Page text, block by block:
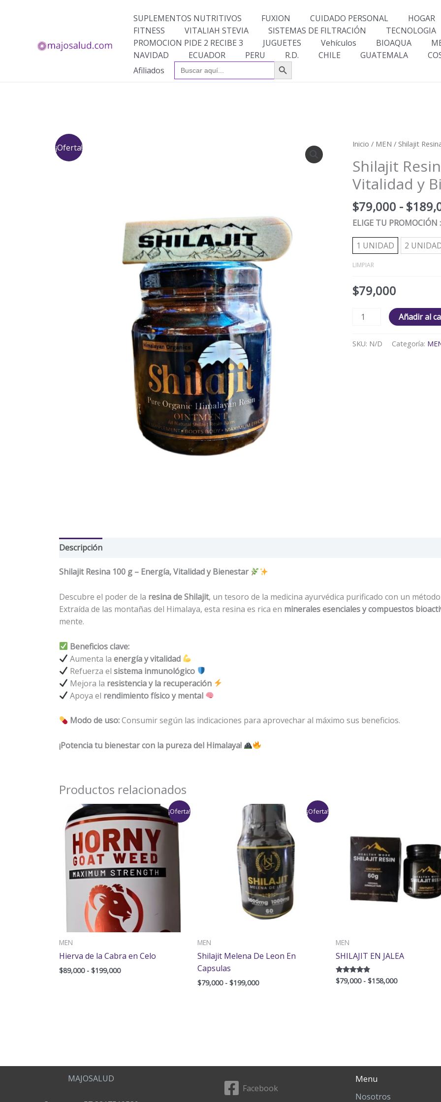
SUPLEMENTOS NUTRITIVOS FUXION CUIDADO PERSONAL HOGAR
FITNESS
VITALIAH STEVIA SISTEMAS DE FILTRACIÓN TECNOLOGIA
PROMOCION PIDE 2 RECIBE 3
JUGUETES Vehículos BIOAQUA
NAVIDAD
ECUADOR PERU R.D. CHILE GUATEMALA
Afiliados
Buscar: Botón de búsqueda
¡Oferta! Inicio / MEN / Shilajit
Shilajit
Vitalidad y
$79,000 - $
ELIGE TU PROMOCIÓN
1 UNIDAD 2
LIMPIAR
$79,000
Shilajit
100
g
–
Energía,
Vitalidad
y
Bienestar
Añadir al
SKU: N/D Categoría:
Descripción
Shilajit Resina 100 g – Energía, Vitalidad y Bienestar
Descubre el poder de la resina de Shilajit, un tesoro de la medicina ayurvédica purificado con un
Extraída de las montañas del Himalaya, esta resina es rica en minerales esenciales y compuestos
mente.
Beneficios clave:
Aumenta laenergía y vitalidad
Refuerza elsistema inmunológico
Mejora la resistencia y la recuperación
Apoya el rendimiento físico y mental
Modo de uso:Consumir según las indicaciones para aprovechar al máximo sus beneficios.
¡Potencia tu bienestar con la pureza del Himalaya!
Productos relacionados
¡Oferta!
MEN
Hierva de la Cabra en Celo
$89,000 - $199,000
de
desde
$89,000
hasta
$199,000
¡Oferta!
MEN
Shilajit Melena De Leon En
Capsulas
$79,000 - $199,000
Rango
precios:
desde
$79,000
hasta
$199,000
MEN
SHILAJIT EN JALEA
Valorado
con
$79,000 - $158,000
$79,000
hasta
$158,000
MAJOSALUD
Facebook
Menu
Nosotros